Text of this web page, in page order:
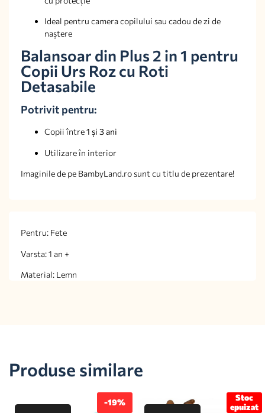
Ideal pentru camera copilului sau cadou de zi de
naștere
Balansoar din Plus 2 in 1 pentru
Copii Urs Roz cu Roti
Detasabile
Potrivit pentru:
Copii între1 și 3 ani
Utilizare în interior
Imaginile de pe BambyLand.ro sunt cu titlu de prezentare!
Pentru: Fete
Varsta: 1 an +
Material: Lemn
Produse similare
-19%
Stoc
epuizat